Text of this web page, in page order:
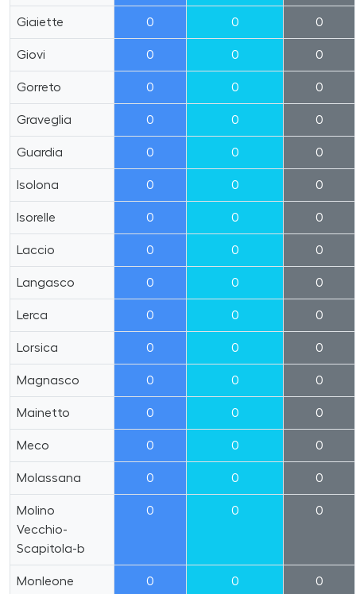
Giaiette 0 0 0
Giovi 0 0 0
Gorreto 0 0 0
Graveglia 0 0 0
Guardia 0 0 0
Isolona 0 0 0
Isorelle 0 0 0
Laccio 0 0 0
Langasco 0 0 0
Lerca 0 0 0
Lorsica 0 0 0
Magnasco 0 0 0
Mainetto 0 0 0
Meco 0 0 0
Molassana 0 0 0
Molino
Vecchio-
Scapitola-b
0 0 0
Monleone 0 0 0